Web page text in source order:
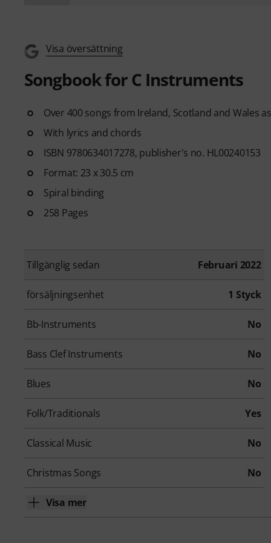
Visa översättning
Songbook for C Instruments
Over 400 songs from Ireland, Scotland and Wales
With lyrics and chords
ISBN 9780634017278, publisher's no. HL00240153
Format: 23 x 30.5 cm
Spiral binding
258 Pages
Tillgänglig sedan Februari 2022
försäljningsenhet 1 Styck
Bb-Instruments No
Bass Clef Instruments No
Blues No
Folk/Traditionals Yes
Classical Music No
Christmas Songs No
Visa mer